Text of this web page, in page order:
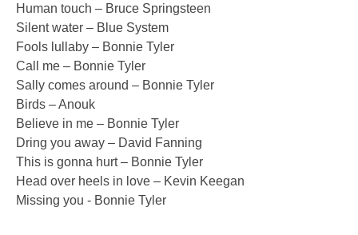
Human touch – Bruce Springsteen
Silent water – Blue System
Fools lullaby – Bonnie Tyler
Call me – Bonnie Tyler
Sally comes around – Bonnie Tyler
Birds – Anouk
Believe in me – Bonnie Tyler
Dring you away – David Fanning
This is gonna hurt – Bonnie Tyler
Head over heels in love – Kevin Keegan
Missing you - Bonnie Tyler